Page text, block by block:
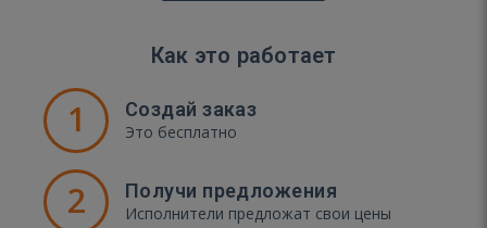
Как это работает
1 Создай заказ
Это бесплатно
2 Получи предложения
Исполнители предложат свои цены